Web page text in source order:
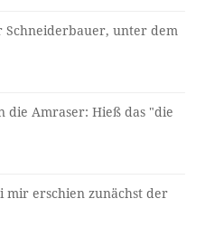
Schneiderbauer, unter dem
die Amraser: Hieß das "die
mir erschien zunächst der